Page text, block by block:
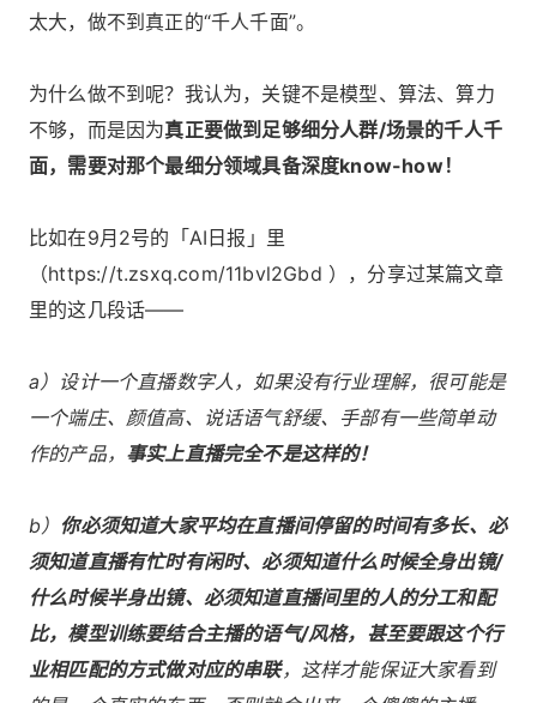
太大，做不到真正的“千人千面”。
为什么做不到呢？我认为，关键不是模型、算法、算力
不够，而是因为真正要做到足够细分人群/场景的千人千
面，需要对那个最细分领域具备深度know-how！
比如在9月2号的「AI日报」里
（https://t.zsxq.com/11bvl2Gbd ），分享过某篇文章
里的这几段话——
a）设计一个直播数字人，如果没有行业理解，很可能是
一个端庄、颜值高、说话语气舒缓、手部有一些简单动
作的产品， 事实上直播完全不是这样的！
b） 你必须知道大家平均在直播间停留的时间有多长、必
须知道直播有忙时有闲时、必须知道什么时候全身出镜/
什么时候半身出镜、必须知道直播间里的人的分工和配
比，模型训练要结合主播的语气/风格，甚至要跟这个行
业相匹配的方式做对应的串联，这样才能保证大家看到